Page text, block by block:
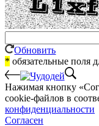
Обновить
* обязательные поля
Нажимая кнопку
cookie-файлов в
конфиденциальности
Согласен